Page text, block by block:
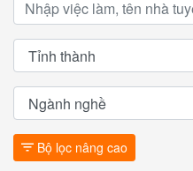
Bộ lọc nâng cao